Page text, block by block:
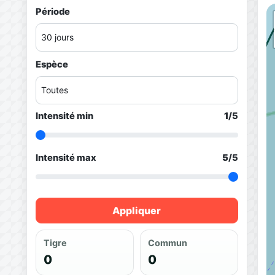
Période
Espèce
Intensité min 1/5
Intensité max 5/5
Appliquer
Tigre
0
Commun
0